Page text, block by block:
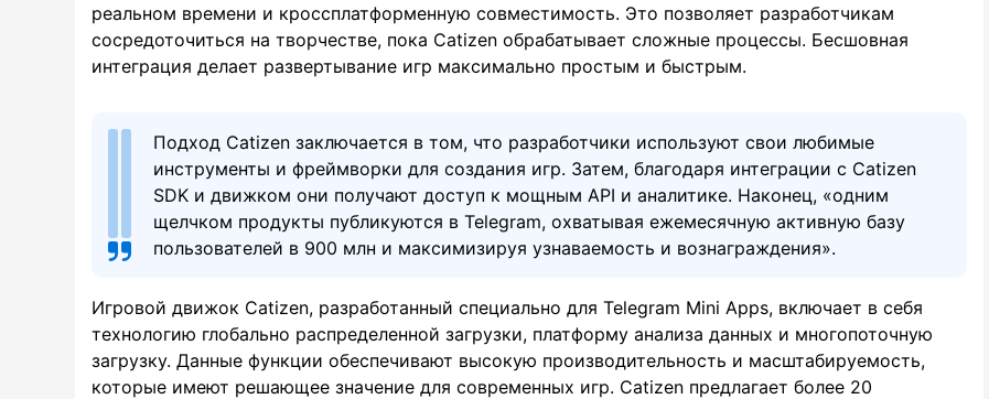
реальном времени и кроссплатформенную совместимость. Это позволяет разработчикам
сосредоточиться на творчестве, пока Catizen обрабатывает сложные процессы. Бесшовная
интеграция делает развертывание игр максимально простым и быстрым.
Подход Catizen заключается в том, что разработчики используют свои любимые
инструменты и фреймворки для создания игр. Затем, благодаря интеграции с Catizen
SDK и движком они получают доступ к мощным API и аналитике. Наконец, «одним
щелчком продукты публикуются в Telegram, охватывая ежемесячную активную базу
пользователей в 900 млн и максимизируя узнаваемость и вознаграждения».
Игровой движок Catizen, разработанный специально для Telegram Mini Apps, включает в себя
технологию глобально распределенной загрузки, платформу анализа данных и многопоточную
загрузку. Данные функции обеспечивают высокую производительность и масштабируемость,
которые имеют решающее значение для современных игр. Catizen предлагает более 20